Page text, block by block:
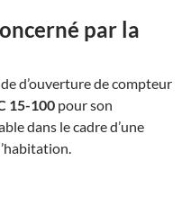
par la
d’ouverture de compteur
15-100 pour son
dans le cadre d’une